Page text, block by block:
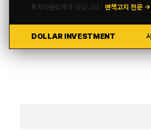
투자자문업체가 아닙니다. 면책고지 전문 →
DOLLAR INVESTMENT